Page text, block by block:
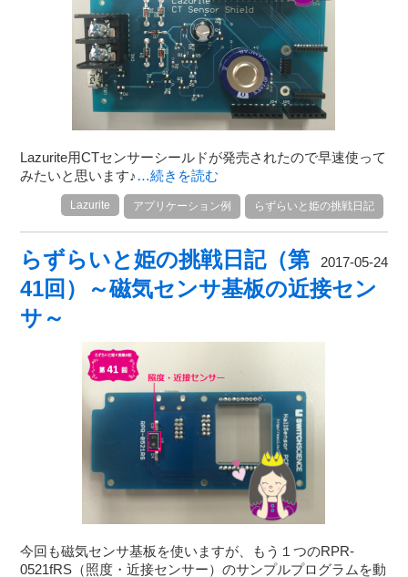
Lazurite用CTセンサーシールドが発売されたので早速使って
みたいと思います♪ …続きを読む
らずらいと姫の挑戦日記
アプリケーション例
Lazurite
2017-05-24
らずらいと姫の挑戦日記（第
41回）～磁気センサ基板の近接セン
サ～
今回も磁気センサ基板を使いますが、もう１つのRPR-
0521fRS（照度・近接センサー）のサンプルプログラムを動